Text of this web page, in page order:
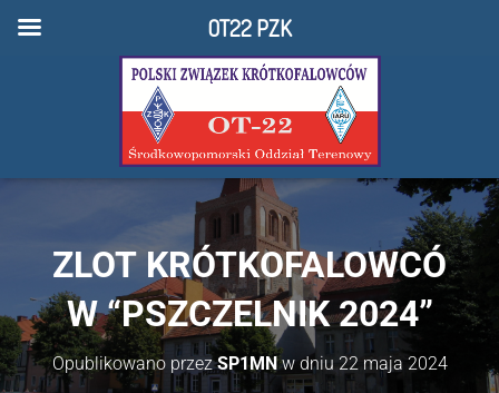
ZLOT KRÓTKOFALOWCÓ
W “PSZCZELNIK 2024”
Opublikowano przezSP1MNw dniu 22 maja 2024
OT22 PZK